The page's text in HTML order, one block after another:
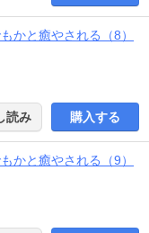
かと癒やされる（8）
読み 購入する
かと癒やされる（9）